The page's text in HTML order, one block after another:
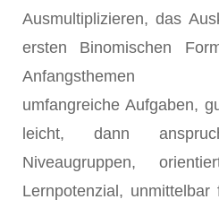
Ausmultiplizieren, das
ersten Binomischen
Anfangsthemen
umfangreiche Aufgaben,
leicht, dann
Niveaugruppen,
Lernpotenzial,